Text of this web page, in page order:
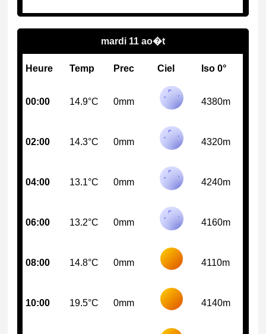
mardi 11 ao�t
Heure Temp Prec Ciel Iso 0°
00:00 14.9°C 0mm 4380m
02:00 14.3°C 0mm 4320m
04:00 13.1°C 0mm 4240m
06:00 13.2°C 0mm 4160m
08:00 14.8°C 0mm 4110m
10:00 19.5°C 0mm 4140m